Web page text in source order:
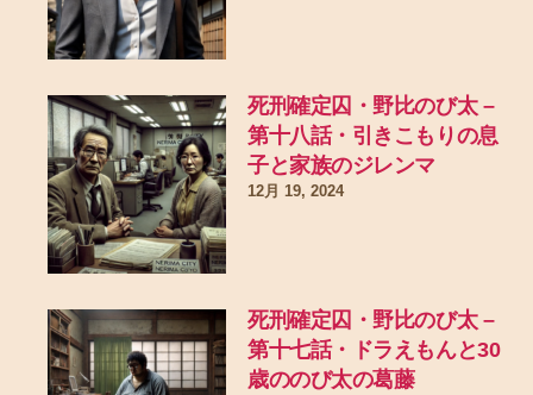
死刑確定囚・野比のび太 –
第十八話・引きこもりの息
子と家族のジレンマ
12月 19, 2024
死刑確定囚・野比のび太 –
第十七話・ドラえもんと30
歳ののび太の葛藤